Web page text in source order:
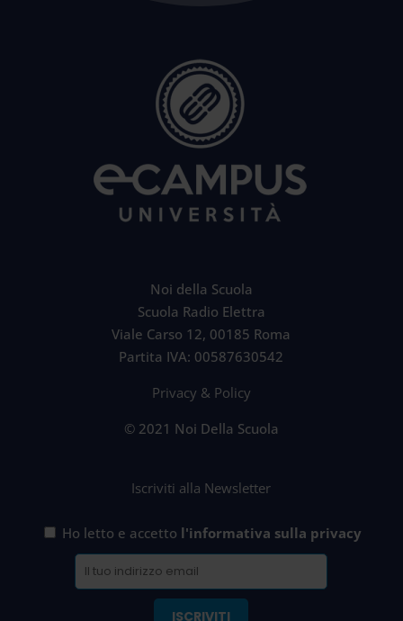
Noi della Scuola
Scuola Radio Elettra
Viale Carso 12, 00185 Roma
Partita IVA: 00587630542
Privacy & Policy
© 2021 Noi Della Scuola
Iscriviti alla Newsletter
Ho letto e accetto l'informativa sulla privacy